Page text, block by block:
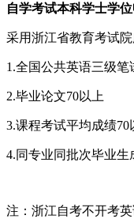
自学考试本科学士学
采用浙江省教育考试
1.全国公共英语三级笔
2.毕业论文70以上
3.课程考试平均成绩70
4.同专业同批次毕业生
注：浙江自考不开考